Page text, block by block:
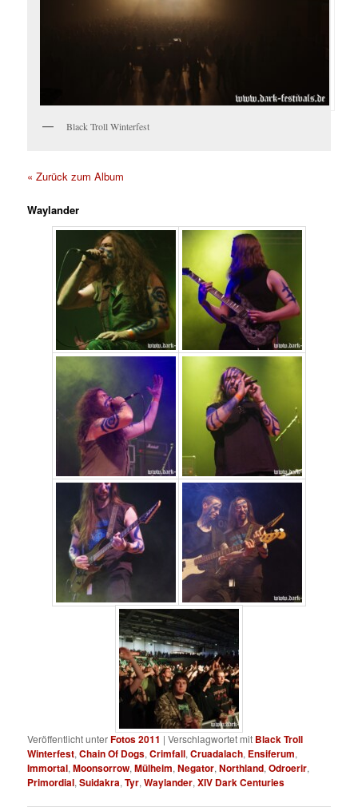
Black Troll Winterfest
« Zurück zum Album
Waylander
Veröffentlicht unterFotos 2011 |Verschlagwortet mit Black Troll
Winterfest,Chain Of Dogs,Crimfall,Cruadalach, Ensiferum,
Immortal,Moonsorrow,Mülheim,Negator,Northland,Odroerir,
Primordial,Suidakra,Tyr,Waylander,XIV Dark Centuries